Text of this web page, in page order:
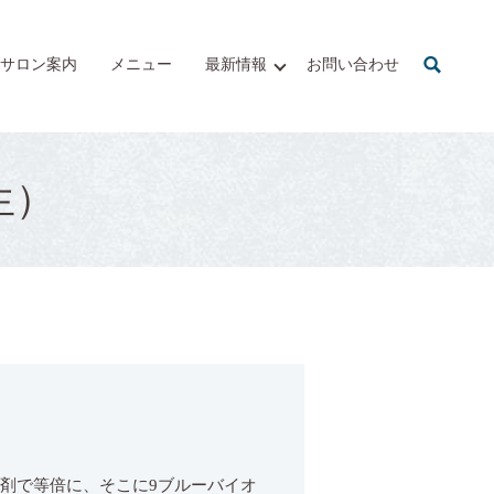
サロン案内 メニュー 最新情報 お問い合わせ
で等倍に、そこに9ブルーバイオ